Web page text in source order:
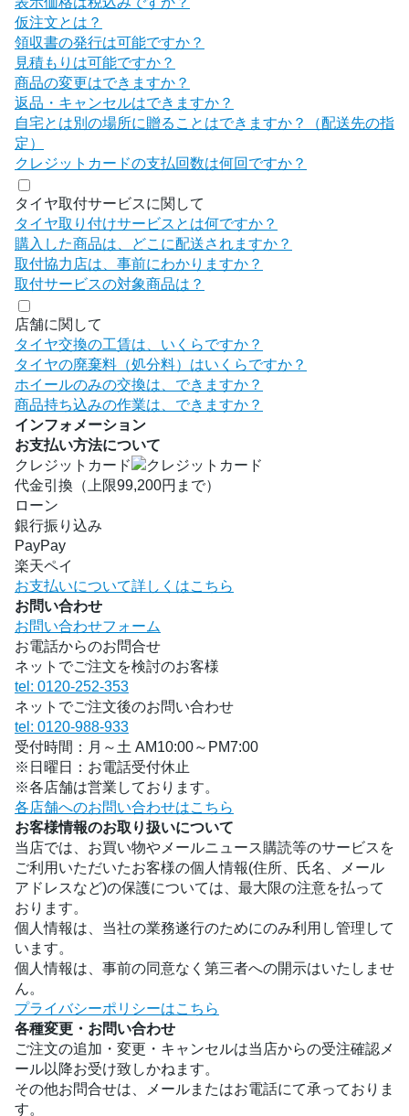
仮注文とは？
領収書の発行は可能ですか？
見積もりは可能ですか？
商品の変更はできますか？
返品・キャンセルはできますか？
自宅とは別の場所に贈ることはできますか？（配送先の指
定）
クレジットカードの支払回数は何回ですか？
タイヤ取付サービスに関して
タイヤ取り付けサービスとは何ですか？
購入した商品は、どこに配送されますか？
取付協力店は、事前にわかりますか？
取付サービスの対象商品は？
店舗に関して
タイヤ交換の工賃は、いくらですか？
タイヤの廃棄料（処分料）はいくらですか？
ホイールのみの交換は、できますか？
商品持ち込みの作業は、できますか？
インフォメーション
お支払い方法について
クレジットカード
代金引換（上限99,200円まで）
ローン
銀行振り込み
PayPay
楽天ペイ
お支払いについて詳しくはこちら
お問い合わせ
お問い合わせフォーム
お電話からのお問合せ
ネットでご注文を検討のお客様
tel: 0120-252-353
ネットでご注文後のお問い合わせ
tel: 0120-988-933
受付時間：月～土 AM10:00～PM7:00
※日曜日：お電話受付休止
※各店舗は営業しております。
各店舗へのお問い合わせはこちら
お客様情報のお取り扱いについて
当店では、お買い物やメールニュース購読等のサービスを
ご利用いただいたお客様の個人情報(住所、氏名、メール
アドレスなど)の保護については、最大限の注意を払って
おります。
個人情報は、当社の業務遂行のためにのみ利用し管理して
います。
個人情報は、事前の同意なく第三者への開示はいたしませ
ん。
プライバシーポリシーはこちら
各種変更・お問い合わせ
ご注文の追加・変更・キャンセルは当店からの受注確認メ
ール以降お受け致しかねます。
その他お問合せは、メールまたはお電話にて承っておりま
す。